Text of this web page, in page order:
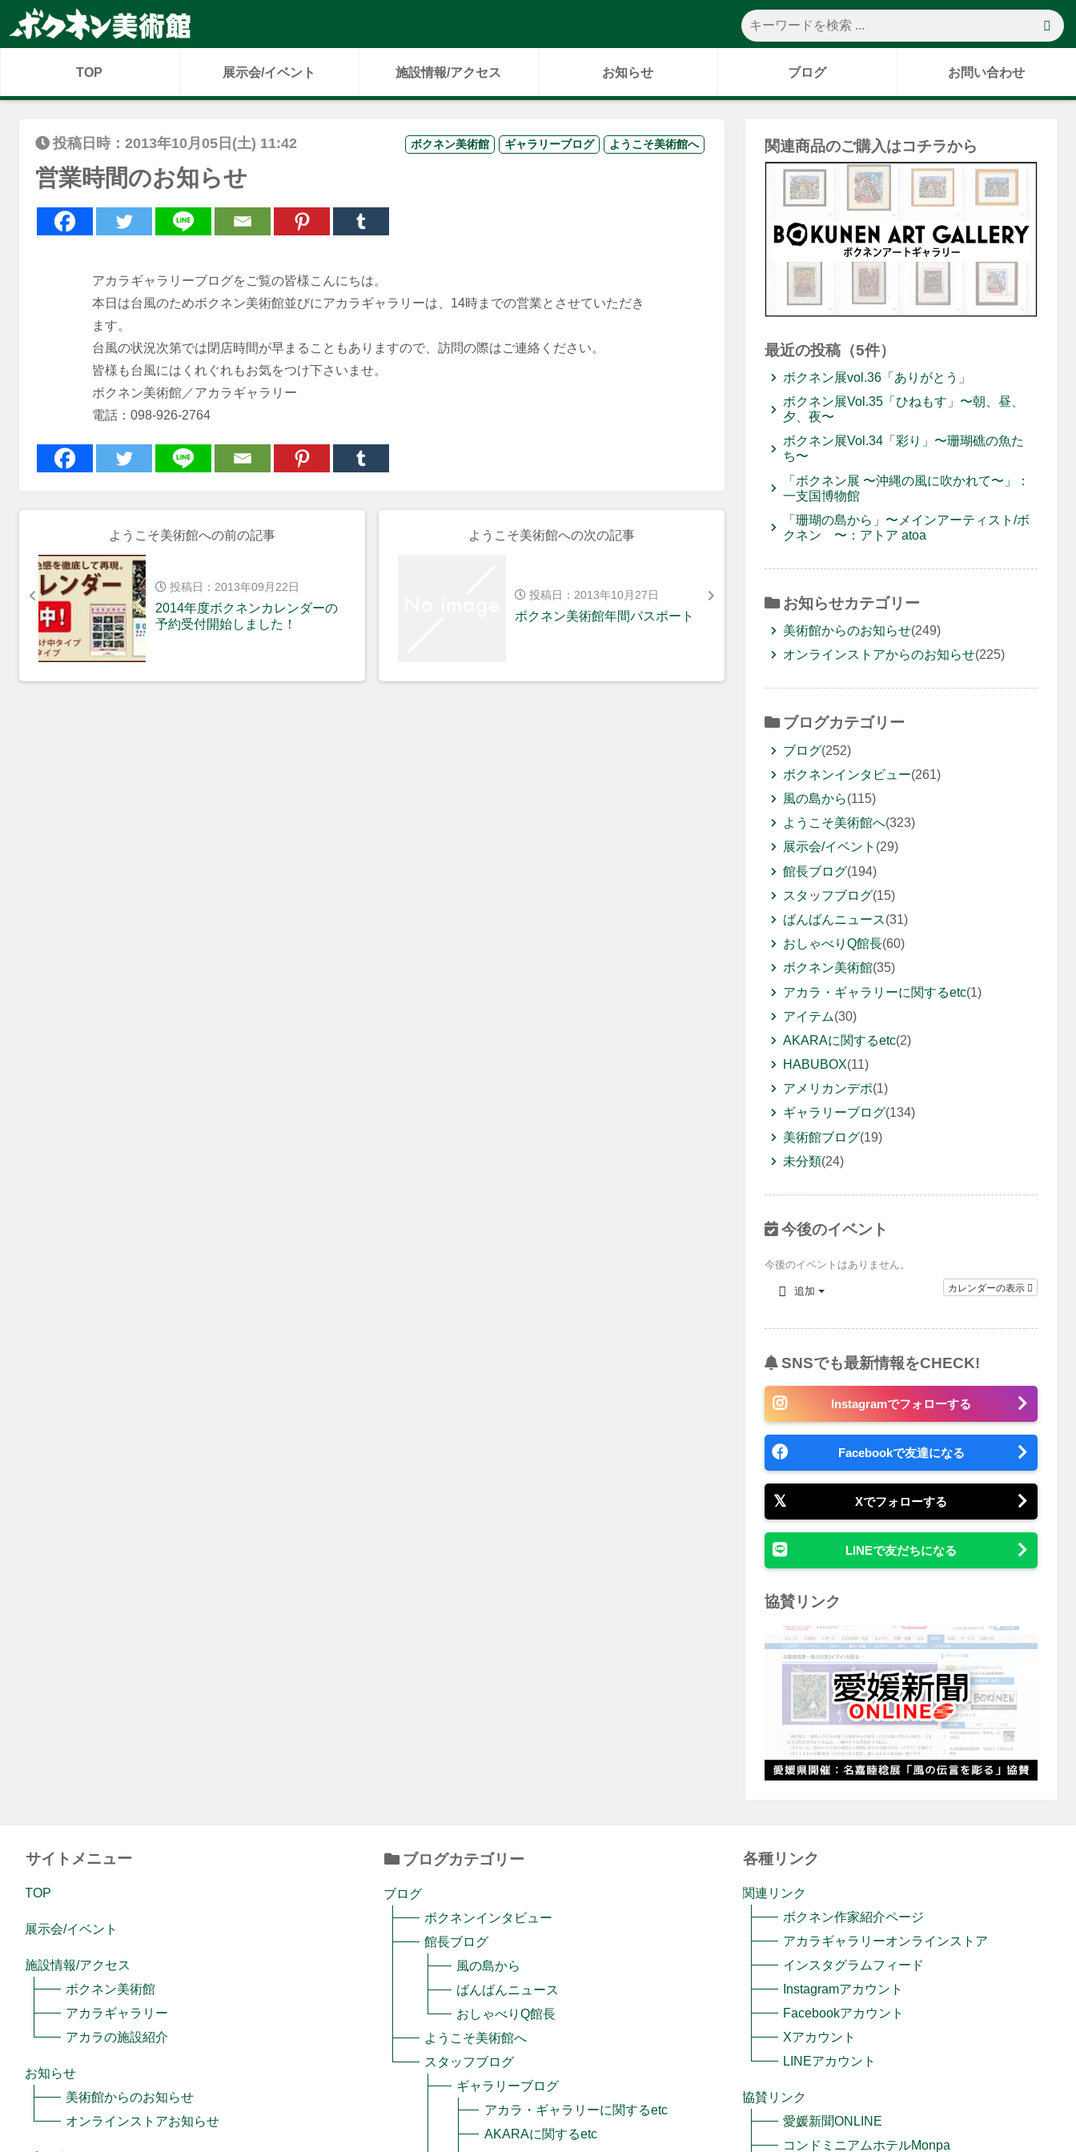
TOP 展示会/イベント 施設情報/アクセス お知らせ ブログ お問い合わせ
ボクネン美術館 ギャラリーブログ ようこそ美術館へ
投稿日時：2013年10月05日(土) 11:42
営業時間のお知らせ
アカラギャラリーブログをご覧の皆様こんにちは。
本日は台風のためボクネン美術館並びにアカラギャラリーは、14時までの営業とさせていただき
ます。
台風の状況次第では閉店時間が早まることもありますので、訪問の際はご連絡ください。
皆様も台風にはくれぐれもお気をつけ下さいませ。
ボクネン美術館／アカラギャラリー
電話：098-926-2764
ようこそ美術館への前の記事
投稿日：2013年09月22日
2014年度ボクネンカレンダーの
予約受付開始しました！
ようこそ美術館への次の記事
投稿日：2013年10月27日
ボクネン美術館年間パスポート
関連商品のご購入はコチラから
最近の投稿（5件）
ボクネン展vol.36「ありがとう」
ボクネン展Vol.35「ひねもす」〜朝、昼、
夕、夜〜
ボクネン展Vol.34「彩り」〜珊瑚礁の魚た
ち〜
「ボクネン展 〜沖縄の風に吹かれて〜」：
一支国博物館
「珊瑚の島から」〜メインアーティスト/ボ
クネン 〜：アトア atoa
お知らせカテゴリー
美術館からのお知らせ(249)
オンラインストアからのお知らせ(225)
ブログカテゴリー
ブログ(252)
ボクネンインタビュー(261)
風の島から(115)
ようこそ美術館へ(323)
展示会/イベント (29)
館長ブログ(194)
スタッフブログ(15)
ばんばんニュース(31)
おしゃべりQ館長(60)
ボクネン美術館(35)
アカラ・ギャラリーに関するetc(1)
アイテム(30)
AKARAに関するetc(2)
HABUBOX(11)
アメリカンデポ(1)
ギャラリーブログ(134)
美術館ブログ(19)
未分類(24)
今後のイベント
今後のイベントはありません。
カレンダーの表示
追加
SNSでも最新情報をCHECK!
Instagramでフォローする
Facebookで友達になる
Xでフォローする
LINEで友だちになる
協賛リンク
サイトメニュー
TOP
展示会/イベント
施設情報/アクセス
ボクネン美術館
アカラギャラリー
アカラの施設紹介
お知らせ
美術館からのお知らせ
オンラインストアお知らせ
ブログカテゴリー
ブログ
ボクネンインタビュー
館長ブログ
風の島から
ばんばんニュース
おしゃべりQ館長
ようこそ美術館へ
スタッフブログ
ギャラリーブログ
アカラ・ギャラリーに関するetc
AKARAに関するetc
各種リンク
関連リンク
ボクネン作家紹介ページ
アカラギャラリーオンラインストア
インスタグラムフィード
Instagramアカウント
Facebookアカウント
Xアカウント
LINEアカウント
協賛リンク
愛媛新聞ONLINE
コンドミニアムホテルMonpa